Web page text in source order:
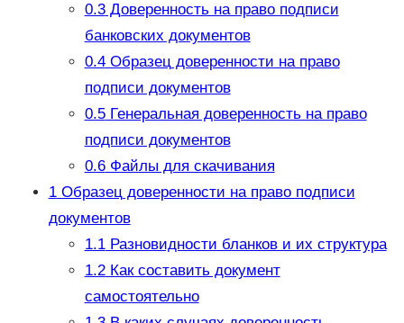
0.3Доверенность на право подписи
банковских документов
0.4Образец доверенности на право
подписи документов
0.5Генеральная доверенность на право
подписи документов
0.6Файлы для скачивания
1Образец доверенности на право подписи
документов
1.1Разновидности бланков и их структура
1.2Как составить документ
самостоятельно